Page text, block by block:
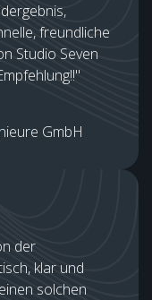
freundliche
Studio Seven
GmbH
der
klar und
solchen